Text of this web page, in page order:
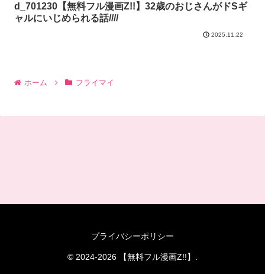
d_701230【無料フル漫画Z!!】32歳のおじさんがドSギ
ャルにいじめられる話////
2025.11.22
ホーム フライマイ
プライバシーポリシー
© 2024-2026 【無料フル漫画Z!!】.